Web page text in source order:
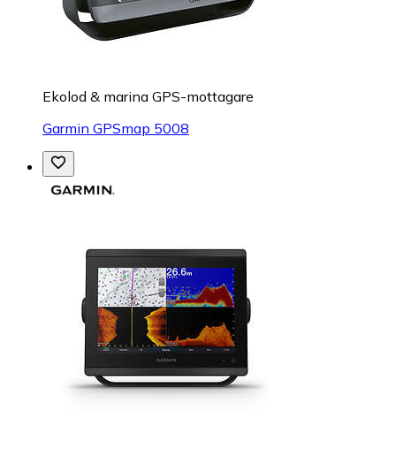
Ekolod & marina GPS-mottagare
Garmin GPSmap 5008